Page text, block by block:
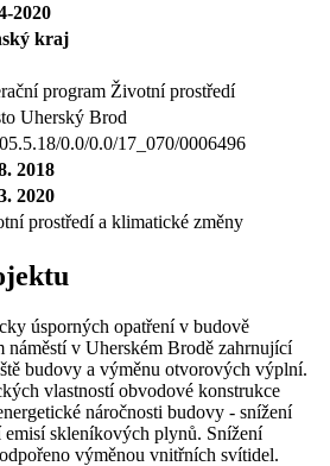
2020
kraj
program Životní prostředí
Uherský Brod
0.0/0.0/17_070/0006496
2018
2020
prostředí a klimatické změny
úsporných opatření v budově
náměstí v Uherském Brodě zahrnující
budovy a výměnu otvorových výplní.
vlastností obvodové konstrukce
náročnosti budovy - snížení
emisí skleníkových plynů. Snížení
výměnou vnitřních svítidel.